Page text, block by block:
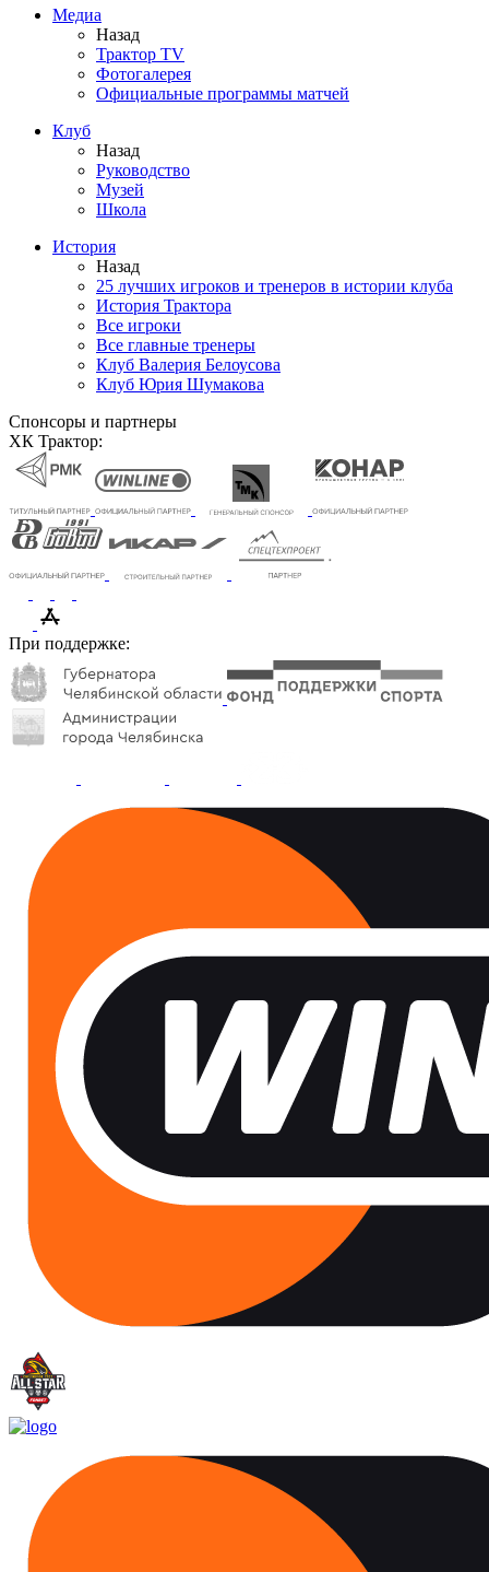
Медиа
Назад
Трактор TV
Фотогалерея
Официальные программы матчей
Клуб
Назад
Руководство
Музей
Школа
История
Назад
25 лучших игроков и тренеров в истории клуба
История Трактора
Все игроки
Все главные тренеры
Клуб Валерия Белоусова
Клуб Юрия Шумакова
Спонсоры и партнеры
ХК Трактор:
При поддержке: